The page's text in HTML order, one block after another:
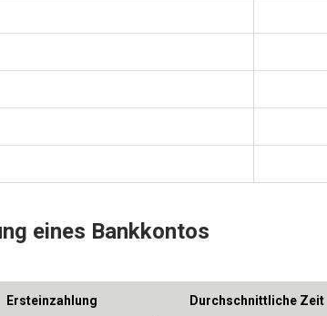
eines Bankkontos
Ersteinzahlung Durchschnittliche Zeit